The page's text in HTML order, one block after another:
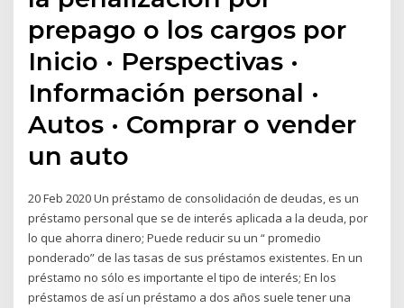
prepago o los cargos por
Inicio · Perspectivas ·
Información personal ·
Autos · Comprar o vender
un auto
20 Feb 2020 Un préstamo de consolidación de deudas, es un
préstamo personal que se de interés aplicada a la deuda, por
lo que ahorra dinero; Puede reducir su un “ promedio
ponderado” de las tasas de sus préstamos existentes. En un
préstamo no sólo es importante el tipo de interés; En los
préstamos de así un préstamo a dos años suele tener una